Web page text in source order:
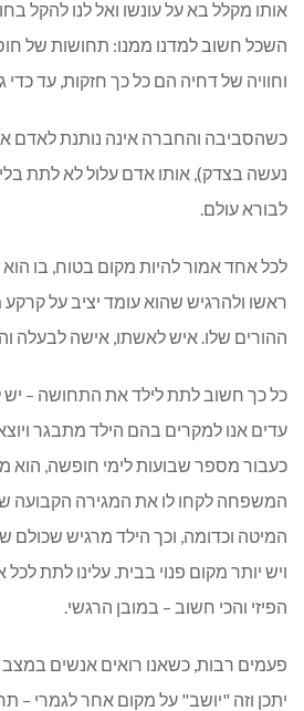
אותו מקלל בא על עונשו ואל לנו להקל
השכל חשוב למדנו ממנו: תחושות של
וחוויה של דחיה הם כל כך חזקות, עד כדי
כשהסביבה והחברה אינה נותנת לאדם
נעשה בצדק), אותו אדם עלול לא לתת
לבורא עולם.
לכל אחד אמור להיות מקום בטוח, בו
ראשו ולהרגיש שהוא עומד יציב על
ההורים שלו. איש לאשתו, אישה לבעלה
כל כך חשוב לתת לילד את התחושה – יש
עדים אנו למקרים בהם הילד מתבגר
כעבור מספר שבועות לימי חופשה, הוא
המשפחה לקחו לו את המגירה הקבועה
המיטה וכדומה, וכך הילד מרגיש
ויש יותר מקום פנוי בבית. עלינו לתת
הפיזי והכי חשוב – במובן הרגשי.
פעמים רבות, כשאנו רואים אנשים
יתכן וזה "יושב" על מקום אחר לגמרי –